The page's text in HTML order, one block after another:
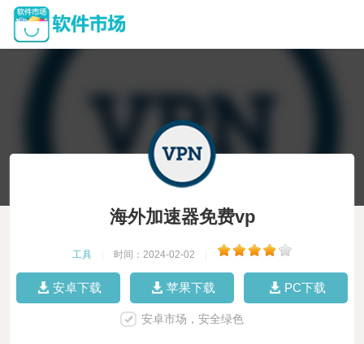
海外加速器免费vp
工具 时间：2024-02-02
安卓下载 苹果下载 PC下载
安卓市场，安全绿色